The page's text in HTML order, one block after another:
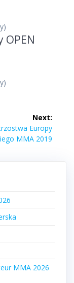
OPEN
Next:
Europy
MMA 2019
MMA 2026